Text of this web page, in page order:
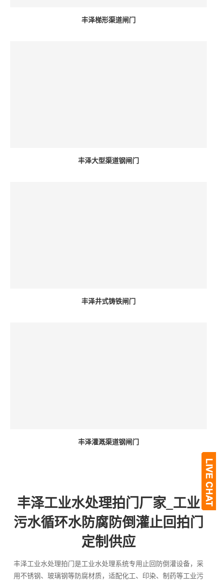
丰泽梯形渠道闸门
丰泽大型渠道钢闸门
丰泽井式铸铁闸门
丰泽灌溉渠道钢闸门
丰泽工业水处理拍门厂家_工业
污水循环水防腐防倒灌止回拍门
定制供应
丰泽工业水处理拍门是工业水处理系统专用止回防倒灌设备，采
用不锈钢、玻璃钢等防腐材质，适配化工、印染、制药等工业污